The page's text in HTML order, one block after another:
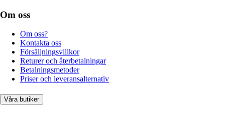
Om oss
Om oss?
Kontakta oss
Försäljningsvillkor
Returer och återbetalningar
Betalningsmetoder
Priser och leveransalternativ
Våra butiker